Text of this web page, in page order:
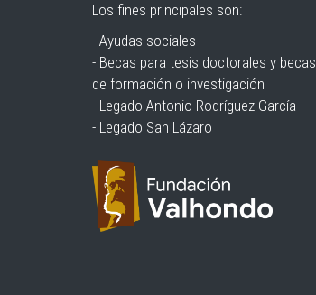
Los fines principales son:
- Ayudas sociales
- Becas para tesis doctorales y becas
de formación o investigación
- Legado Antonio Rodríguez García
- Legado San Lázaro